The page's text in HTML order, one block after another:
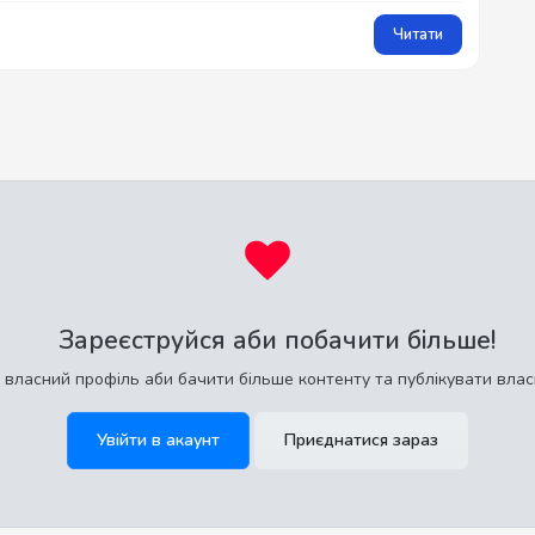
Читати
Зареєструйся аби побачити більше!
профіль аби бачити більше контенту та публікувати
Увійти в акаунт Приєднатися зараз